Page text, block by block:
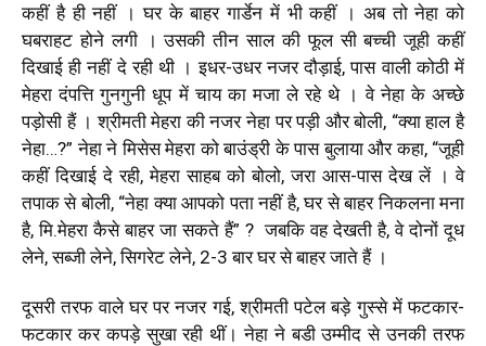
कहीं है ही नहीं । घर के बाहर गार्डेन में भी कहीं । अब तो नेहा को
घबराहट होने लगी । उसकी तीन साल की फूल सी बच्ची जूही कहीं
दिखाई ही नहीं दे रही थी । इधर-उधर नजर दौड़ाई, पास वाली कोठी में
मेहरा दंपत्ति गुनगुनी धूप में चाय का मजा ले रहे थे । वे नेहा के अच्छे
पड़ोसी हैं । श्रीमती मेहरा की नजर नेहा पर पड़ी और बोली, “क्या हाल है
नेहा…?” नेहा ने मिसेस मेहरा को बाउंड्री के पास बुलाया और कहा,“जूही
कहीं दिखाई दे रही, मेहरा साहब को बोलो, जरा आस-पास देख लें । वे
तपाक से बोली,“नेहा क्या आपको पता नहीं है,घर से बाहर निकलना मना
है, मि.मेहरा कैसे बाहर जा सकते हैं” ? जबकि वह देखती है, वे दोनों दूध
लेने,सब्जी लेने,सिगरेट लेने, 2-3 बार घर से बाहर जाते हैं ।
दूसरी तरफ वाले घर पर नजर गई,श्रीमती पटेल बड़े गुस्से में फटकार-
फटकार कर कपड़े सुखा रही थीं। नेहा ने बडी उम्मीद से उनकी तरफ